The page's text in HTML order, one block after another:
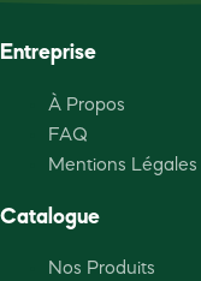
Entreprise
À Propos
FAQ
Mentions Légales
Catalogue
Nos Produits